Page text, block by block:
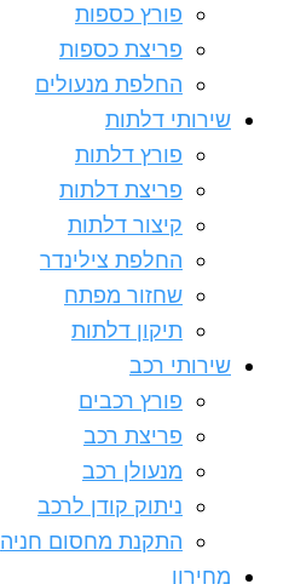
פורץ כספות
פריצת כספות
החלפת מנעולים
שירותי דלתות
פורץ דלתות
פריצת דלתות
קיצור דלתות
החלפת צילינדר
שחזור מפתח
תיקון דלתות
שירותי רכב
פורץ רכבים
פריצת רכב
מנעולן רכב
ניתוק קודן לרכב
התקנת מחסום חניה
מחירון